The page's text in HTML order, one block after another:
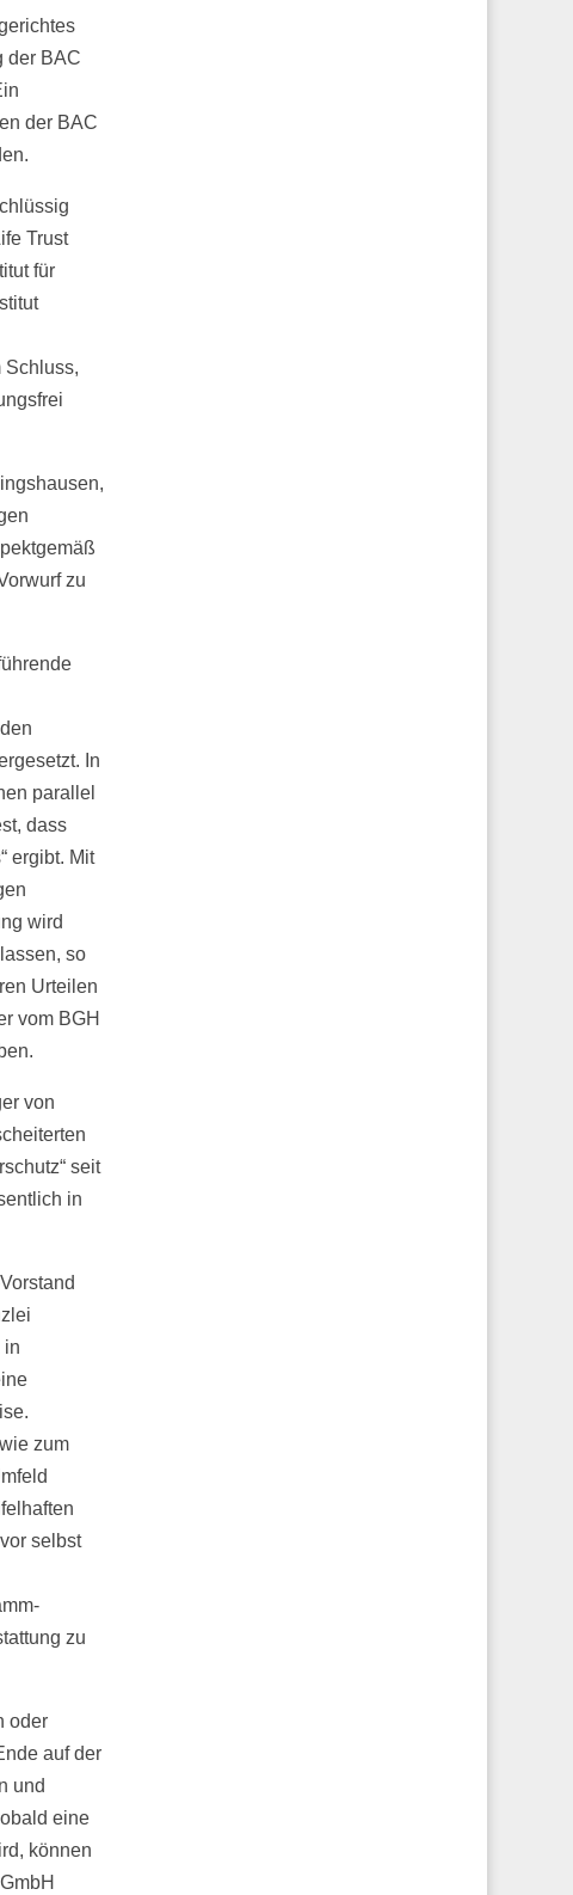
der BAC
der BAC
Trust
für
Schluss,
zu
In
parallel
dass
ergibt. Mit
wird
so
Urteilen
vom BGH
von
seit
in
in
zum
selbst
zu
oder
auf der
und
eine
können